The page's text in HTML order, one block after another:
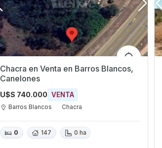
Chacra en Venta en Barros Blancos,
Canelones
U$S 740.000 VENTA
Barros Blancos Chacra
0 147 0 ha